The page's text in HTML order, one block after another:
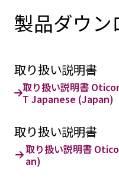
製品ダウン
取り扱い説明書
取り扱い説明書
T Japanese (Japan)
取り扱い説明書
取り扱い説明書
an)